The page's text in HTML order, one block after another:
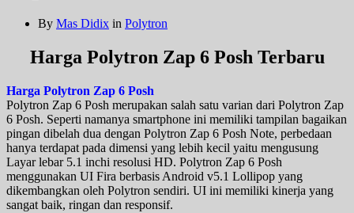
By Mas Didix in Polytron
Harga Polytron Zap 6 Posh Terbaru
Harga Polytron Zap 6 Posh
Polytron Zap 6 Posh merupakan salah satu varian dari Polytron Zap
6 Posh. Seperti namanya smartphone ini memiliki tampilan bagaikan
pingan dibelah dua dengan Polytron Zap 6 Posh Note, perbedaan
hanya terdapat pada dimensi yang lebih kecil yaitu mengusung
Layar lebar 5.1 inchi resolusi HD. Polytron Zap 6 Posh
menggunakan UI Fira berbasis Android v5.1 Lollipop yang
dikembangkan oleh Polytron sendiri. UI ini memiliki kinerja yang
sangat baik, ringan dan responsif.